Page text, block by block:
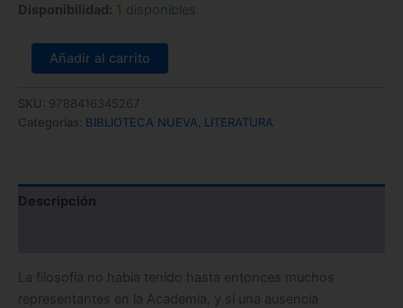
Disponibilidad: 1 disponibles
Añadir al carrito
SKU: 9788416345267
Categorías: BIBLIOTECA NUEVA LITERATURA
Descripción
La filosofía no había tenido hasta entonces muchos
representantes en la Academia, y sí una ausencia